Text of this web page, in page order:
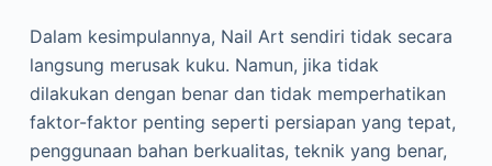
Dalam kesimpulannya, Nail Art sendiri tidak secara
langsung merusak kuku. Namun, jika tidak
dilakukan dengan benar dan tidak memperhatikan
faktor-faktor penting seperti persiapan yang tepat,
penggunaan bahan berkualitas, teknik yang benar,